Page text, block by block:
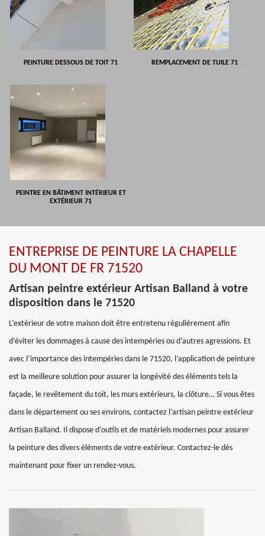
PEINTURE DESSOUS DE TOIT 71 REMPLACEMENT DE TUILE 71
PEINTRE EN BÂTIMENT INTÉRIEUR ET
EXTÉRIEUR 71
ENTREPRISE DE PEINTURE LA CHAPELLE
DU MONT DE FR 71520
Artisan peintre extérieur Artisan Balland à votre
disposition dans le 71520
L’extérieur de votre maison doit être entretenu régulièrement afin
d’éviter les dommages à cause des intempéries ou d’autres agressions. Et
avec l’importance des intempéries dans le 71520, l’application de peinture
est la meilleure solution pour assurer la longévité des éléments tels la
façade, le revêtement du toit, les murs extérieurs, la clôture… Si vous êtes
dans le département ou ses environs, contactez l’artisan peintre extérieur
Artisan Balland. Il dispose d’outils et de matériels modernes pour assurer
la peinture des divers éléments de votre extérieur. Contactez-le dès
maintenant pour fixer un rendez-vous.